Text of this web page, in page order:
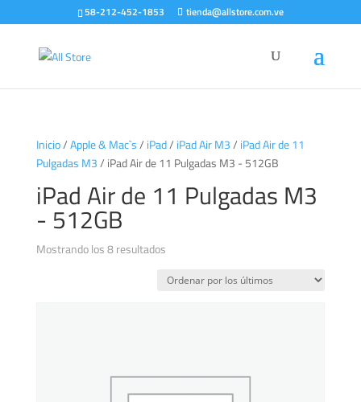
58-212-452-1853 tienda@allstore.com.ve
Inicio/Apple & Mac`s/ iPad/ iPad Air M3/ iPad Air de 11
Pulgadas M3/ iPad Air de 11 Pulgadas M3 - 512GB
iPad Air de 11 Pulgadas M3
- 512GB
Mostrando los 8 resultadosOrdenado
los